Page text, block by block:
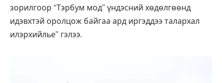
зорилгоор “Тэрбум мод” үндэсний хөдөлгөөнд
идэвхтэй оролцож байгаа ард иргэддээ талархал
илэрхийлье” гэлээ.